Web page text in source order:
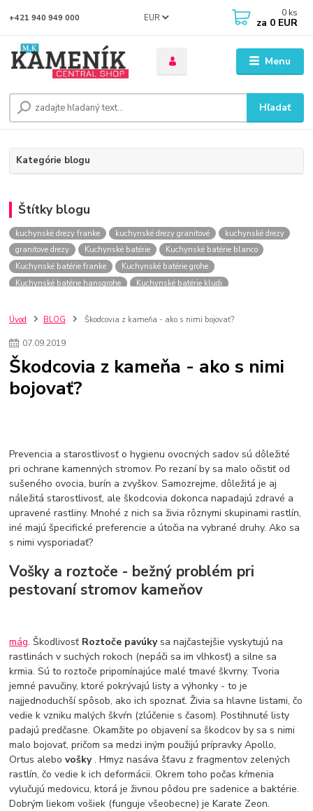
Menu
EUR
Hľadať
+421 940 949 000 0 ks
za 0 EUR
Kategórie blogu
Štítky blogu
kuchynské drezy franke kuchynské drezy granitové
kuchynské drezy
granitove drezy
Kuchynské batérie
Kuchynské batérie blanco
Kuchynské batérie franke
Kuchynské batérie grohe
Kuchynské batérie hansgrohe
Kuchynské batérie kludi
kuchynské batérie sagittarius
kuchynské batérie
vodovodné batérie
kuchynské drezy sety
kúpelňové batérie
vodovodné batérie do kúpelne kuchynske
drez
bidetové batérie
vodovodné batérie blanco
Zápustné umývadlá
sprchový záves
vodovodná batéria
čierna kúpelňová batéria
vaňa retro
voľne stojaca vaňa
retro kúpeľne
Nákup tovaru pre firmy bez DPH
Bez DPH
Ako znížiť náklady
Ako znížiť náklady na firmu
szco nakup bez dph
szco nakup bez dph nakupovanie na firmu bez dph
nákup bez dph v eu ň
Úvod BLOG Škodcovia z kameňa - ako s nimi bojovať?
07.09.2019
Škodcovia z kameňa - ako s nimi
bojovať?
Prevencia a starostlivosť o hygienu ovocných sadov sú dôležité
pri ochrane kamenných stromov. Po rezaní by sa malo očistiť od
sušeného ovocia, burín a zvyškov. Samozrejme, dôležitá je aj
náležitá starostlivosť, ale škodcovia dokonca napadajú zdravé a
upravené rastliny. Mnohé z nich sa živia rôznymi skupinami rastlín,
iné majú špecifické preferencie a útočia na vybrané druhy. Ako sa
s nimi vysporiadať?
Vošky a roztoče - bežný problém pri
pestovaní stromov kameňov
mág. Škodlivosť Roztoče pavúky sa najčastejšie vyskytujú na
rastlinách v suchých rokoch (nepáči sa im vlhkosť) a silne sa
krmia. Sú to roztoče pripomínajúce malé tmavé škvrny. Tvoria
jemné pavučiny, ktoré pokrývajú listy a výhonky - to je
najjednoduchší spôsob, ako ich spoznať. Živia sa hlavne listami, čo
vedie k vzniku malých škvŕn (zlúčenie s časom). Postihnuté listy
padajú predčasne. Okamžite po objavení sa škodcov by sa s nimi
malo bojovať, pričom sa medzi iným použijú prípravky Apollo,
Ortus alebovošky. Hmyz nasáva šťavu z fragmentov zelených
rastlín, čo vedie k ich deformácii. Okrem toho počas kŕmenia
vylučujú medovicu, ktorá je živnou pôdou pre sadenice a baktérie.
Dobrým liekom vošiek (funguje všeobecne) je Karate Zeon.